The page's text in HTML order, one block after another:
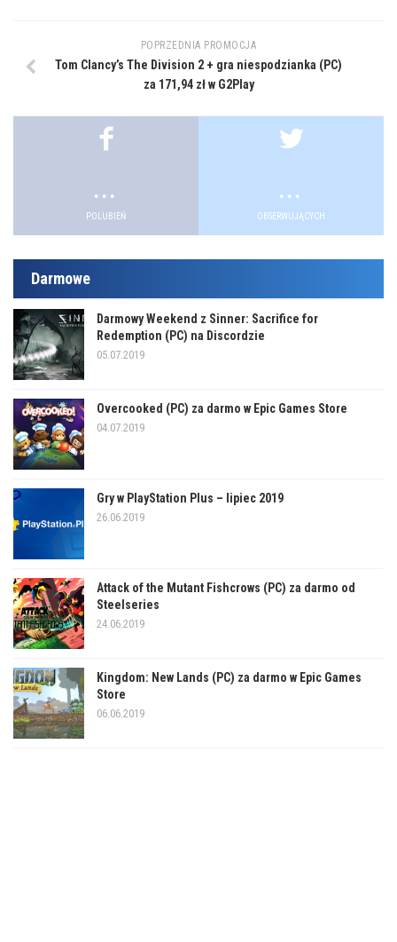
POPRZEDNIA PROMOCJA
Tom Clancy’s The Division 2 + gra niespodzianka (PC)
za 171,94 zł w G2Play
.
POLUBIEŃ
.
OBSERWUJĄCYCH
Darmowe
Darmowy Weekend z Sinner: Sacrifice for
Redemption (PC) na Discordzie
05.07.2019
Overcooked (PC) za darmo w Epic Games Store
04.07.2019
Gry w PlayStation Plus – lipiec 2019
26.06.2019
Attack of the Mutant Fishcrows (PC) za darmo od
Steelseries
24.06.2019
Kingdom: New Lands (PC) za darmo w Epic Games
Store
06.06.2019